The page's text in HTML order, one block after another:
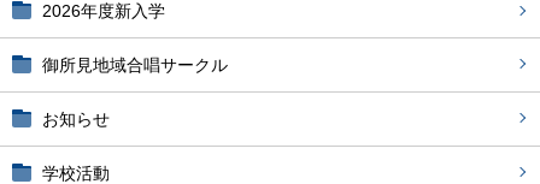
2026年度新入学
御所見地域合唱サークル
お知らせ
学校活動